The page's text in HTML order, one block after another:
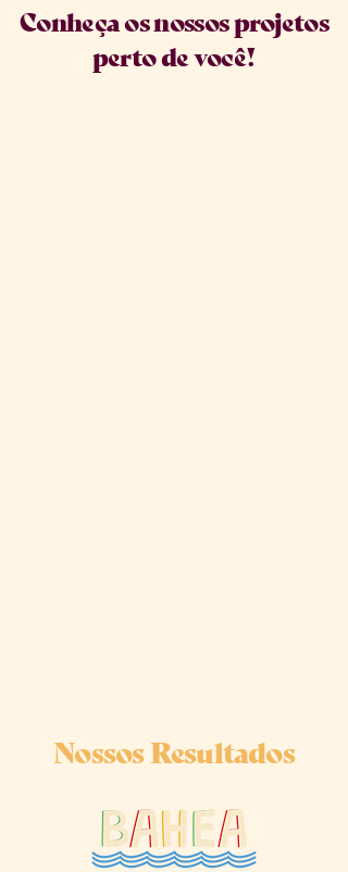
Conheça os nossos projetos
perto de você!
Nossos Resultados